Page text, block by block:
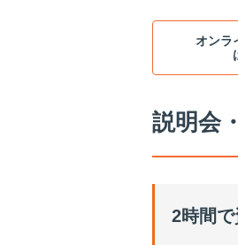
オンラ
説明会
2時間